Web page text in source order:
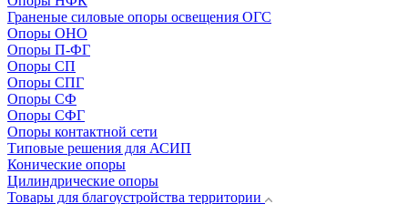
Граненые силовые опоры освещения ОГС
Опоры ОНО
Опоры П-ФГ
Опоры СП
Опоры СПГ
Опоры СФ
Опоры СФГ
Опоры контактной сети
Типовые решения для АСИП
Конические опоры
Цилиндрические опоры
Товары для благоустройства территории